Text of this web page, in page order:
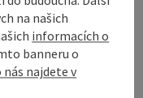
na našich
informacích o
banneru o
najdete v